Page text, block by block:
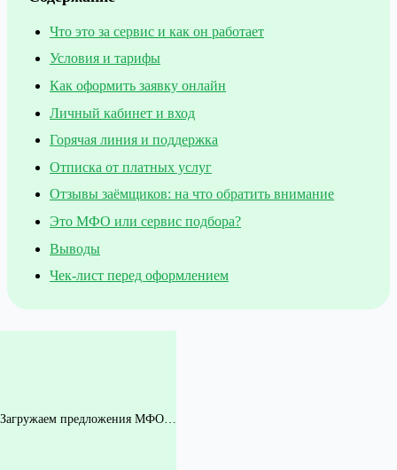
Что это за сервис и как он работает
Условия и тарифы
Как оформить заявку онлайн
Личный кабинет и вход
Горячая линия и поддержка
Отписка от платных услуг
Отзывы заёмщиков: на что обратить внимание
Это МФО или сервис подбора?
Выводы
Чек-лист перед оформлением
Загружаем предложения МФО…